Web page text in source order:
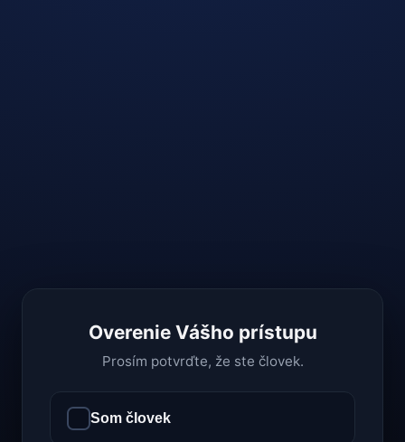
Overenie Vášho prístupu
Prosím potvrďte, že ste človek.
Som človek